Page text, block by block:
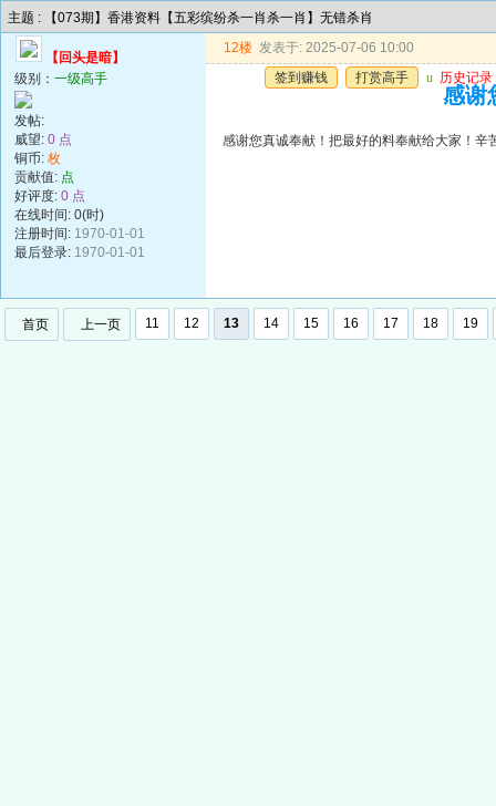
主题 : 【073期】香港资料【五彩缤纷杀一肖杀一肖】无错杀肖
【回头是暗】
级别： 一级高手
发帖:
威望: 0 点
铜币: 枚
贡献值: 点
好评度: 0 点
在线时间: 0(时)
注册时间: 1970-01-01
最后登录: 1970-01-01
12楼 发表于: 2025-07-06 10:00
签到赚钱
打赏高手 u 历史记录
感谢
感谢您真诚奉献！把最好的料奉献给大家！辛
首页 上一页 11 12 13 14 15 16 17 18 19